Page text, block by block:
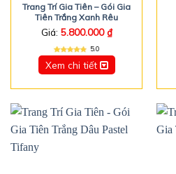
Trang Trí Gia Tiên – Gói Gia
Tiên Trắng Xanh Rêu
Giá: 5.800.000₫
5.0
Xem chi tiết